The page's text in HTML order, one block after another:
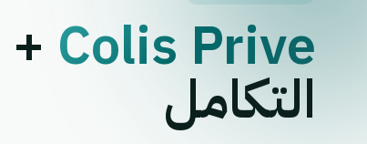
+ Colis Prive
التكامل